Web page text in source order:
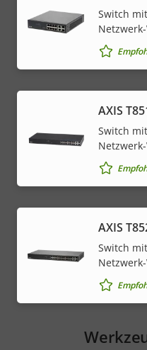
Switch
AXIS
Switch
AXIS
Switch